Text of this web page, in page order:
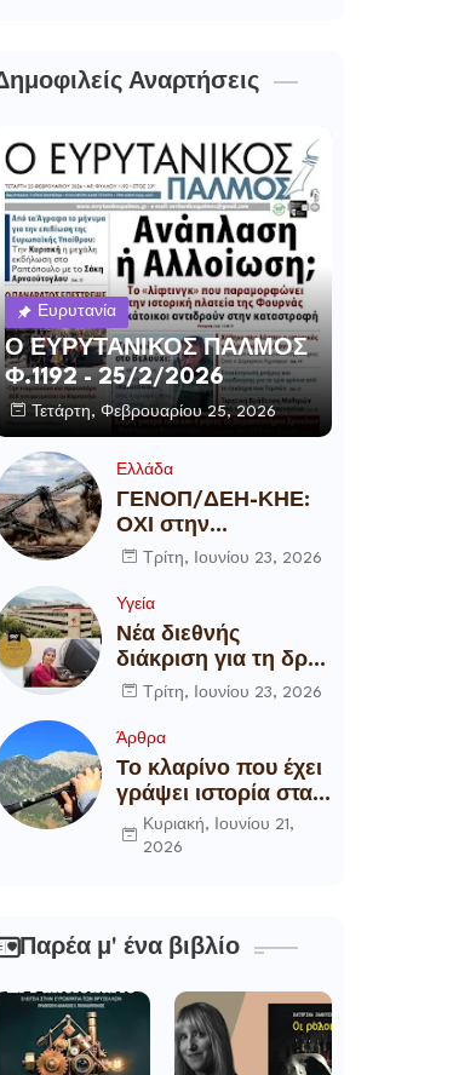
Αναρτήσεις
Ευρυτανία
Ο ΕΥΡΥΤΑΝΙΚΟΣ ΠΑΛΜΟΣ
Φ.1192 - 25/2/2026
Τετάρτη, Φεβρουαρίου 25, 2026
Ελλάδα
ΓΕΝΟΠ/ΔΕΗ-ΚΗΕ:
ΟΧΙ στην
αποξήλωση των
υποδομών της
χώρας
Τρίτη, Ιουνίου 23, 2026
Υγεία
Νέα διεθνής
διάκριση για τη δρ
Θάλεια
Διευθύντρια
Xειρουργό του
Metropolitan
General
Τρίτη, Ιουνίου 23, 2026
Άρθρα
Το κλαρίνο που έχει
γράψει ιστορία στα
χωριά της Ρούμελης
Κυριακή, Ιουνίου 21,
2026
Παρέα μ' ένα βιβλίο